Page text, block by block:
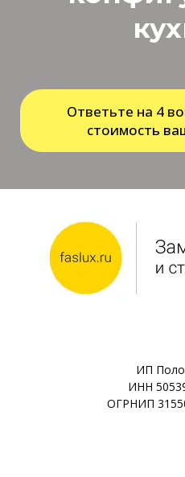
Ответьте на 4
стоимость
ИП
ИНН
ОГРНИП